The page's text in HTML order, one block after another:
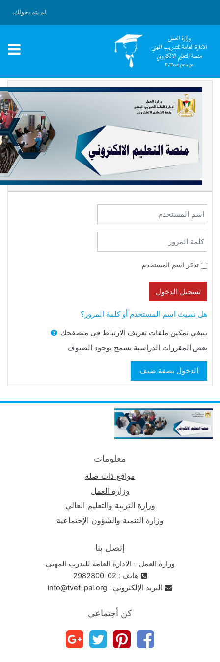
لم يتم دخولك.
اسم المستخدم
كلمة المرور
تذكر اسم المستخدم
تسجيل الدخول
هل نسيت اسم المستخدم أو كلمة المرور؟
ينبغي تمكين ملفات تعريف الارتباط في متصفحك
بعض المقررات الدراسية تسمح بوجود الضيوف
الدخول بصفة ضيف
معلومات
مواقع ذات صلة
وزارة العمل
وزارة التربية والتعليم العالي
وزارة التنمية والشؤون الإجتماعية
إتصل بنا
وزارة العمل - الادارة العامة للتدرب المهني
هاتف : 02-2982800
البريد الإلكتروني : info@tvet-pal.org
كن أجتماعى